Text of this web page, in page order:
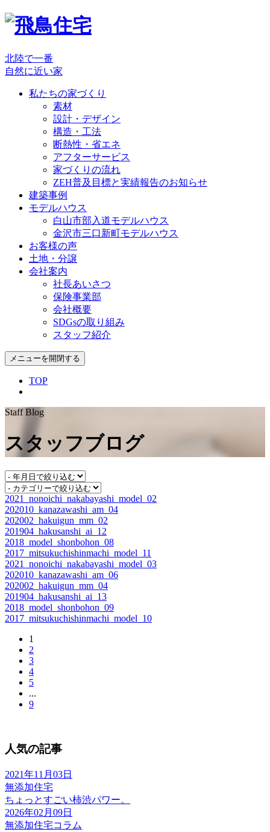
北陸で一番
自然に近い家
私たちの家づくり
素材
設計・デザイン
構造・工法
断熱性・省エネ
アフターサービス
家づくりの流れ
ZEH普及目標と実績報告のお知らせ
建築事例
モデルハウス
白山市部入道モデルハウス
金沢市三口新町モデルハウス
お客様の声
土地・分譲
会社案内
社長あいさつ
保険事業部
会社概要
SDGsの取り組み
スタッフ紹介
メニューを開閉する
TOP
Staff Blog
スタッフブログ
2021_nonoichi_nakabayashi_model_02
202010_kanazawashi_am_04
202002_hakuigun_mm_02
201904_hakusanshi_ai_12
2018_model_shonbohon_08
2017_mitsukuchishinmachi_model_11
2021_nonoichi_nakabayashi_model_03
202010_kanazawashi_am_06
202002_hakuigun_mm_04
201904_hakusanshi_ai_13
2018_model_shonbohon_09
2017_mitsukuchishinmachi_model_10
1
2
3
4
5
...
9
人気の記事
2021年11月03日
無添加住宅
ちょっとすごい柿渋パワー。
2026年02月09日
無添加住宅コラム